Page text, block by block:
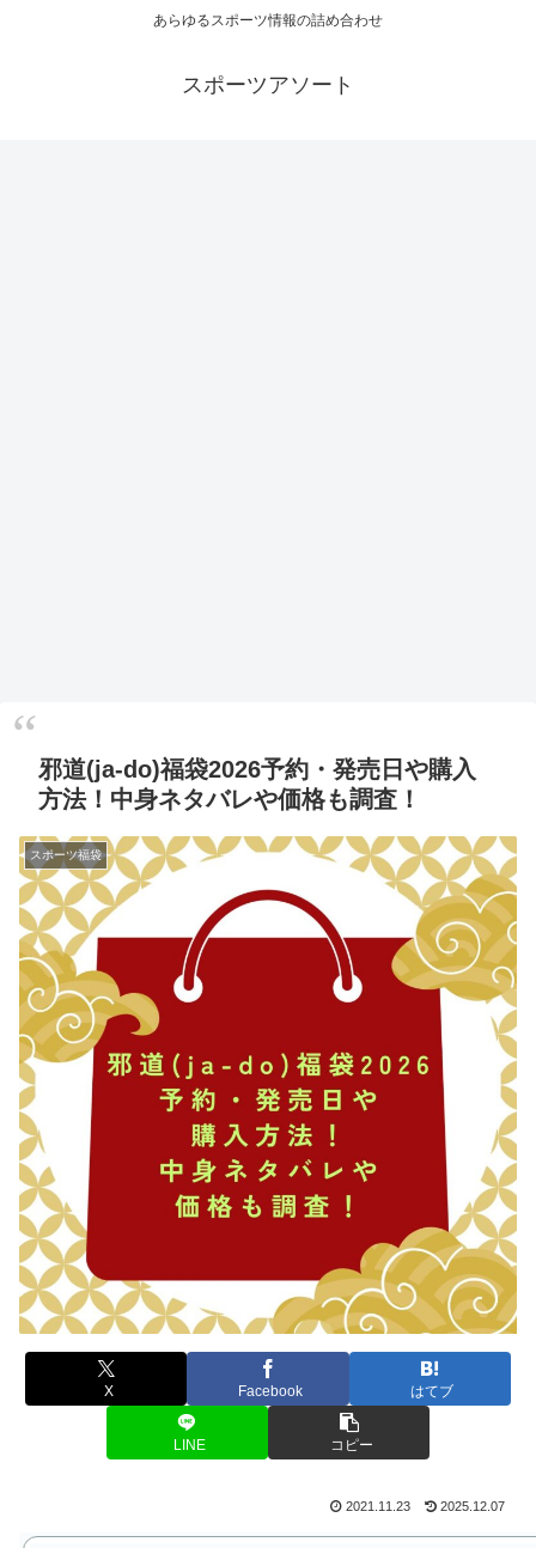
あらゆるスポーツ情報の詰め合わせ
スポーツアソート
邪道(ja-do)福袋2026予約・発売日や購入
方法！中身ネタバレや価格も調査！
スポーツ福袋
X Facebook はてブ
LINE コピー
2021.11.23 2025.12.07